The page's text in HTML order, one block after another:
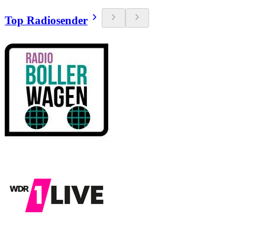
Top Radiosender